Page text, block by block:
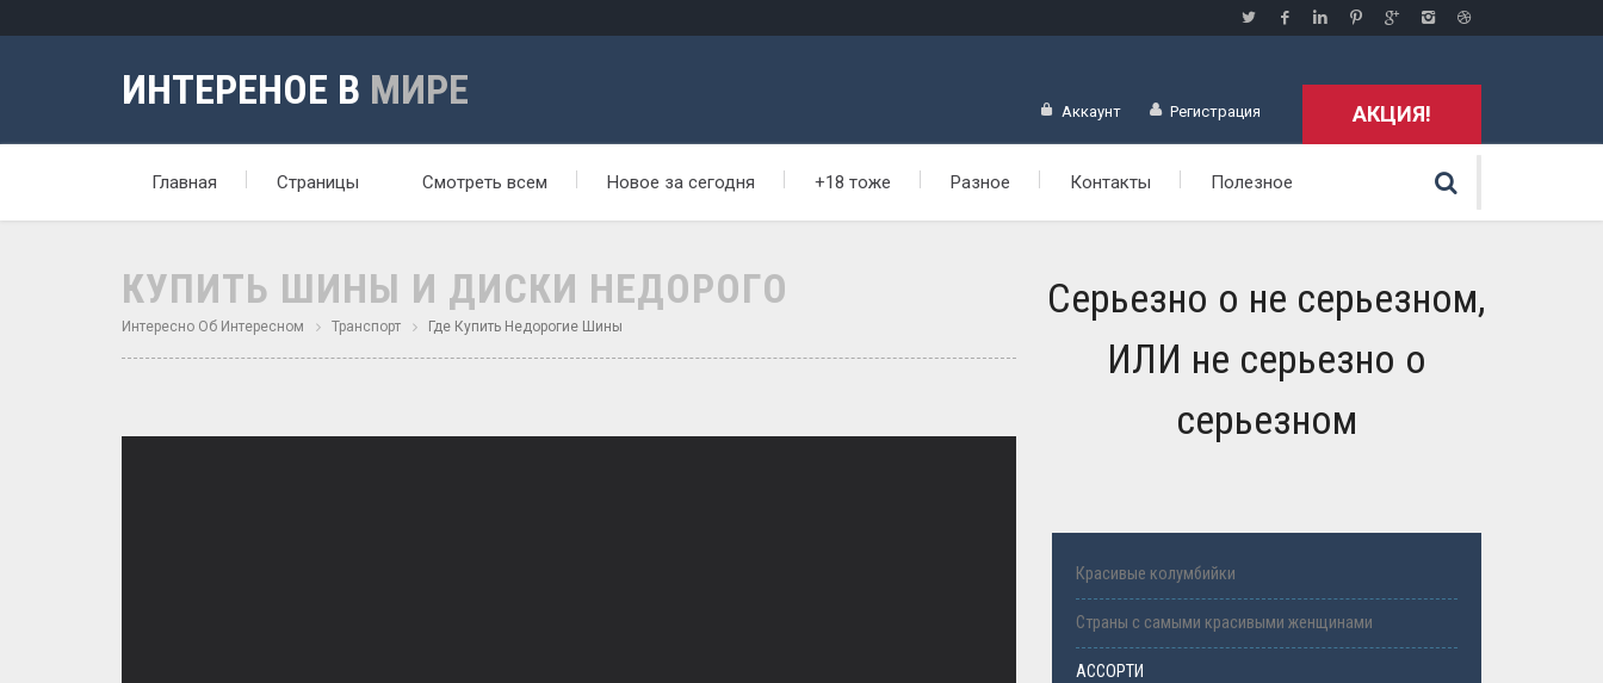
ИНТЕРЕНОЕ В МИРЕ Аккаунт Регистрация АКЦИЯ!
Главная Страницы Смотреть всем Новое за сегодня +18 тоже Разное Контакты Полезное
КУПИТЬ ШИНЫ И ДИСКИ НЕДОРОГО
Интересно Об Интересном Транспорт Где Купить Недорогие Шины
Серьезно о не серьезном,
ИЛИ не серьезно о
серьезном
Красивые колумбийки
Страны с самыми красивыми женщинами
АССОРТИ